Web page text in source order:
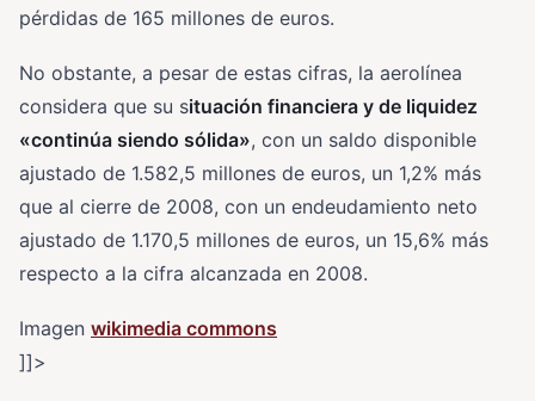
pérdidas de 165 millones de euros.
No obstante, a pesar de estas cifras, la aerolínea
considera que su situación financiera y de liquidez
«continúa siendo sólida», con un saldo disponible
ajustado de 1.582,5 millones de euros, un 1,2% más
que al cierre de 2008, con un endeudamiento neto
ajustado de 1.170,5 millones de euros, un 15,6% más
respecto a la cifra alcanzada en 2008.
Imagen wikimedia commons
]]>